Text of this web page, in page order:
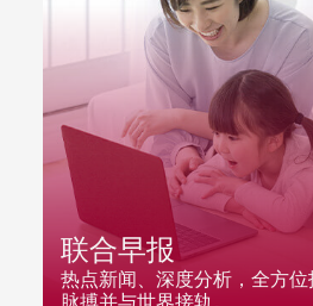
联合早报
热点新闻、深度分析，全方
脉搏并与世界接轨。